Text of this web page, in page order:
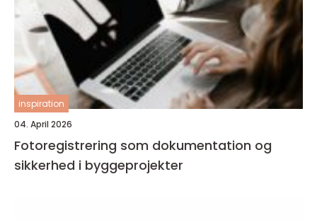
inspiration
04. April 2026
Fotoregistrering som dokumentation og
sikkerhed i byggeprojekter